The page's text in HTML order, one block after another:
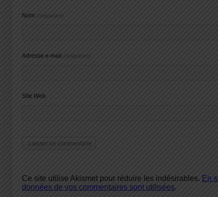
Nom (obligatoire)
Adresse e-mail (obligatoire)
Site Web
Ce site utilise Akismet pour réduire les indésirables. En
données de vos commentaires sont utilisées.